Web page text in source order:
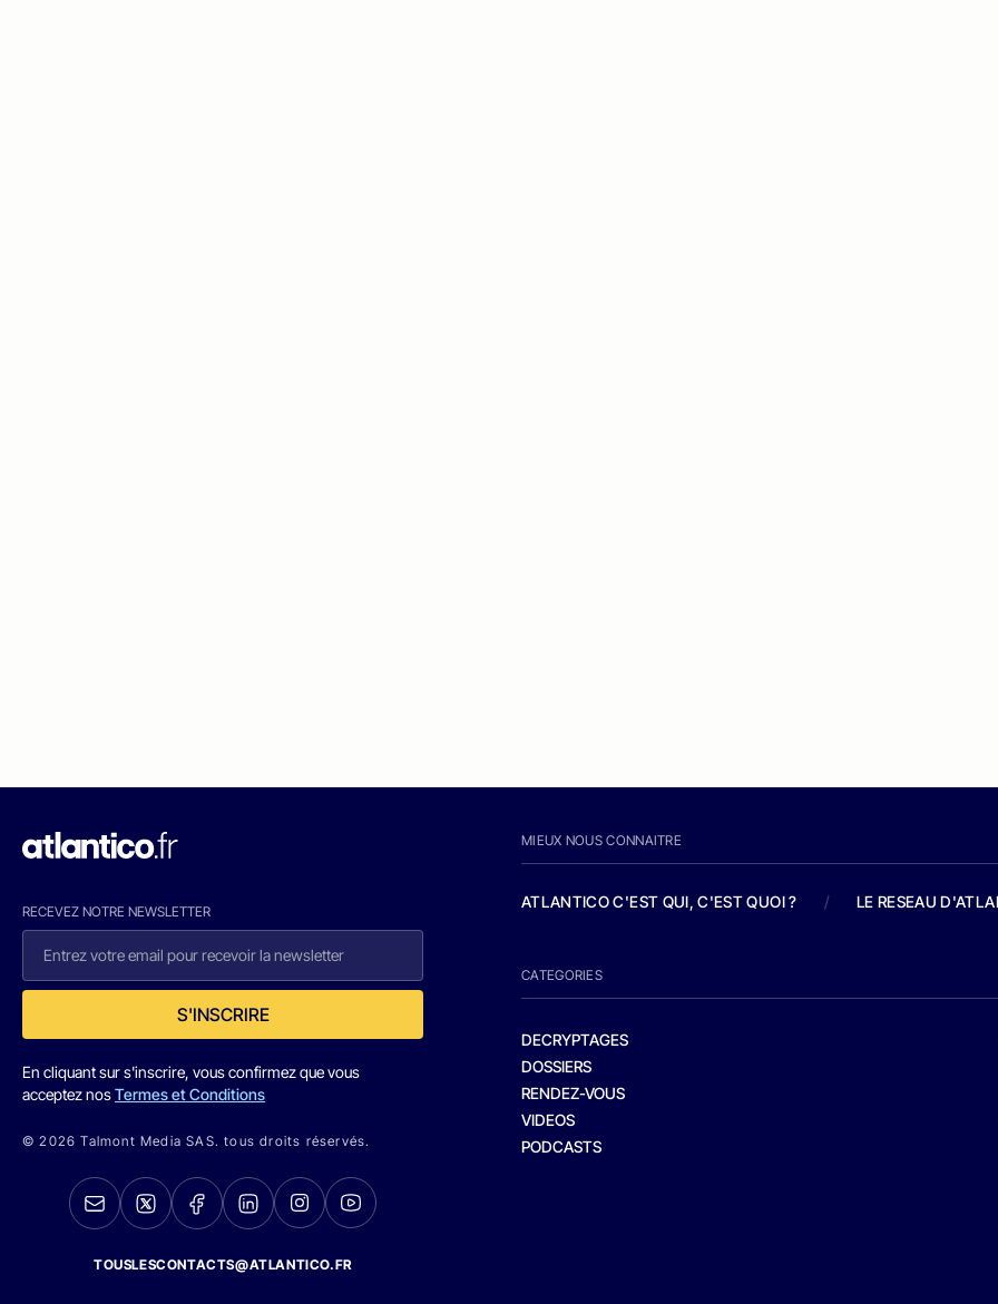
RECEVEZ NOTRE NEWSLETTER
S'INSCRIRE
En cliquant sur s'inscrire, vous confirmez que vous
acceptez nosTermes et Conditions
© 2026 Talmont Media SAS. tous droits réservés.
TOUSLESCONTACTS@ATLANTICO.FR
MIEUX NOUS CONNAITRE
ATLANTICO C'EST QUI, C'EST QUOI ? / LE RESEAU
CATEGORIES
DECRYPTAGES
DOSSIERS
RENDEZ-VOUS
VIDEOS
PODCASTS